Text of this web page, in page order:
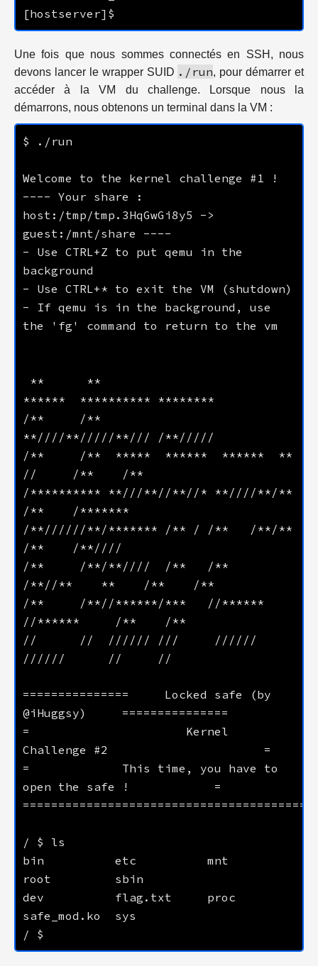
Une fois que nous sommes connectés en SSH, nous
devons lancer le wrapper SUID ./run, pour démarrer et
accéder à la VM du challenge. Lorsque nous la
démarrons, nous obtenons un terminal dans la VM :
---- Your share :
host:/tmp/tmp.3HqGwGi8y5 ->
- Use CTRL+Z to put qemu in the
- If qemu is in the background, use
/**     /**
/**     /**  *****  ******  ******  **
/********** **///**//**//* **////**/**
/**//////**/******* /** / /**   /**/**
/**     /**/**////  /**   /**
/**     /**//******/***   //******
//      //  ////// ///     //////
===============     Locked safe (by
=                      Kernel
=             This time, you have to
bin          etc          mnt
dev          flag.txt     proc